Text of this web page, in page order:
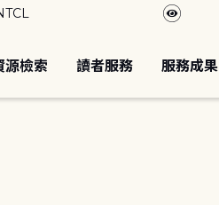
源檢索 讀者服務 服務成果